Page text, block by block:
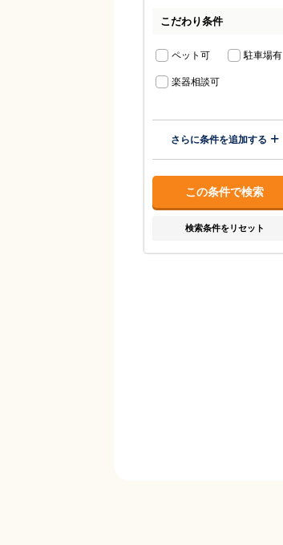
こだわり条件
ペット可 駐車場有
楽器相談可
さらに条件を追加する
検索条件をリセット